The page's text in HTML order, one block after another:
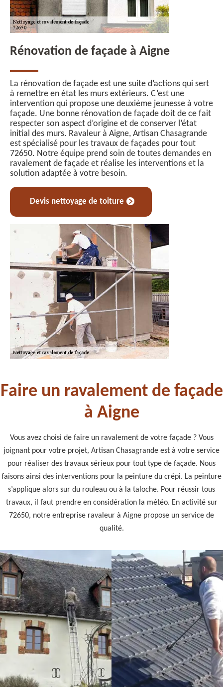
Rénovation de façade à Aigne
La rénovation de façade est une suite d’actions qui sert
à remettre en état les murs extérieurs. C’est une
intervention qui propose une deuxième jeunesse à votre
façade. Une bonne rénovation de façade doit de ce fait
respecter son aspect d’origine et de conserver l’état
initial des murs. Ravaleur à Aigne, Artisan Chasagrande
est spécialisé pour les travaux de façades pour tout
72650. Notre équipe prend soin de toutes demandes en
ravalement de façade et réalise les interventions et la
solution adaptée à votre besoin.
Devis nettoyage de toiture
Faire un ravalement de façade
à Aigne
Vous avez choisi de faire un ravalement de votre façade ? Vous
joignant pour votre projet, Artisan Chasagrande est à votre service
pour réaliser des travaux sérieux pour tout type de façade. Nous
faisons ainsi des interventions pour la peinture du crépi. La peinture
s’applique alors sur du rouleau ou à la taloche. Pour réussir tous
travaux, il faut prendre en considération la météo. En activité sur
72650, notre entreprise ravaleur à Aigne propose un service de
qualité.